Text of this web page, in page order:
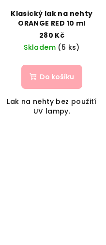
Klasický lak na nehty
ORANGE RED 10 ml
280 Kč
Skladem (5 ks)
Do košíku
Lak na nehty bez použití
UV lampy.